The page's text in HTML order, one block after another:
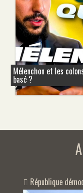
Mélenchon et les
basé ?
République